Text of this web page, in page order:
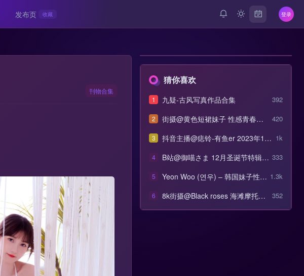
发布页 收藏 登录
刊物合集
猜你喜欢
1 九疑-古风写真作品合集 392
2
街摄@黄色短裙妹子 性感青春美
420
3
抖音主播@痣铃-有鱼er 2023年1-2 1k
4
B站@御喵さま 12月圣诞节特辑[1. 333
5
Yeon Woo (연우) – 韩国妹子性感 1.3k
6
8k街摄@Black roses 海滩摩托可
爱妹子街拍合集
352